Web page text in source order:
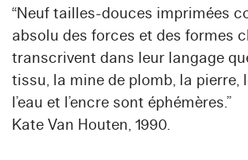
“Neuf tailles-douces imprimées
absolu des forces et des formes
transcrivent dans leur langage
tissu, la mine de plomb, la pierre,
l’eau et l’encre sont éphémères.”
Kate Van Houten, 1990.